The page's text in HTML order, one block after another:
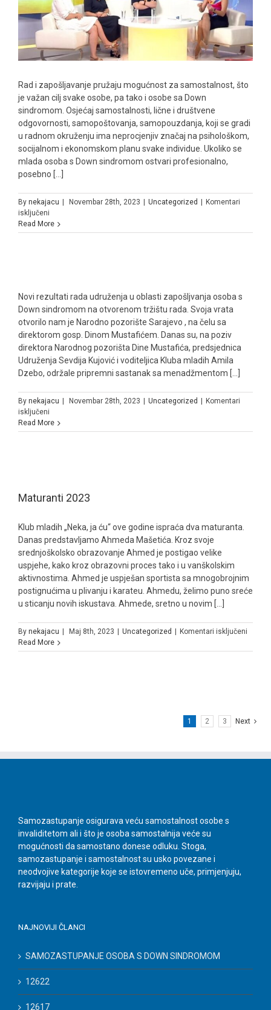
Rad i zapošljavanje pružaju mogućnost za samostalnost, što
je važan cilj svake osobe, pa tako i osobe sa Down
sindromom. Osjećaj samostalnosti, lične i društvene
odgovornosti, samopoštovanja, samopouzdanja, koji se gradi
u radnom okruženju ima neprocjenjiv značaj na psihološkom,
socijalnom i ekonomskom planu svake individue. Ukoliko se
mlada osoba s Down sindromom ostvari profesionalno,
posebno [...]
By nekajacu | Novembar 28th, 2023 | Uncategorized | Komentari
isključeni
Read More
Novi rezultati rada udruženja u oblasti zapošljvanja osoba s
Down sindromom na otvorenom tržištu rada. Svoja vrata
otvorilo nam je Narodno pozorište Sarajevo , na čelu sa
direktorom gosp. Dinom Mustafićem. Danas su, na poziv
direktora Narodnog pozorišta Dine Mustafića, predsjednica
Udruženja Sevdija Kujović i voditeljica Kluba mladih Amila
Dzebo, održale pripremni sastanak sa menadžmentom [...]
By nekajacu | Novembar 28th, 2023 | Uncategorized | Komentari
isključeni
Read More
Maturanti 2023
Klub mladih „Neka, ja ću“ ove godine ispraća dva maturanta.
Danas predstavljamo Ahmeda Mašetića. Kroz svoje
srednjoškolsko obrazovanje Ahmed je postigao velike
uspjehe, kako kroz obrazovni proces tako i u vanškolskim
aktivnostima. Ahmed je uspješan sportista sa mnogobrojnim
postignućima u plivanju i karateu. Ahmedu, želimo puno sreće
u sticanju novih iskustava. Ahmede, sretno u novim [...]
By nekajacu | Maj 8th, 2023 | Uncategorized | Komentari isključeni
2023
Read More
1 2 3 Next
Samozastupanje osigurava veću samostalnost osobe s
invaliditetom ali i što je osoba samostalnija veće su
mogućnosti da samostano donese odluku. Stoga,
samozastupanje i samostalnost su usko povezane i
neodvojive kategorije koje se istovremeno uče, primjenjuju,
razvijaju i prate.
NAJNOVIJI ČLANCI
SAMOZASTUPANJE OSOBA S DOWN SINDROMOM
12622
12617